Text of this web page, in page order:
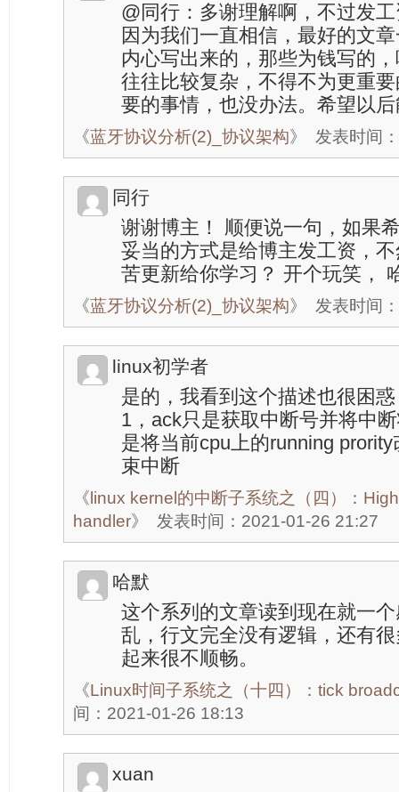
@同行：多谢理解啊，不过发
因为我们一直相信，最好的文
内心写出来的，那些为钱写的
往往比较复杂，不得不为更重
要的事情，也没办法。希望以
《蓝牙协议分析(2)_协议架构》 发表时间
同行
谢谢博主！ 顺便说一句，如果
妥当的方式是给博主发工资，
苦更新给你学习？ 开个玩笑，
《蓝牙协议分析(2)_协议架构》 发表时间
linux初学者
是的，我看到这个描述也很困
1，ack只是获取中断号并将中
是将当前cpu上的running
束中断
《 linux kernel的中断子系统之（四）：
handler》 发表时间：2021-01-26 21:27
哈默
这个系列的文章读到现在就一
乱，行文完全没有逻辑，还有
起来很不顺畅。
《Linux时间子系统之（十四）：tick
间：2021-01-26 18:13
xuan